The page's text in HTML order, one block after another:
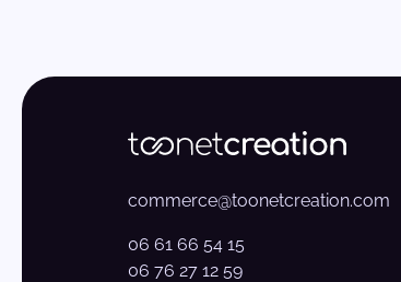
commerce@toonetcreation.com
06 61 66 54 15
06 76 27 12 59